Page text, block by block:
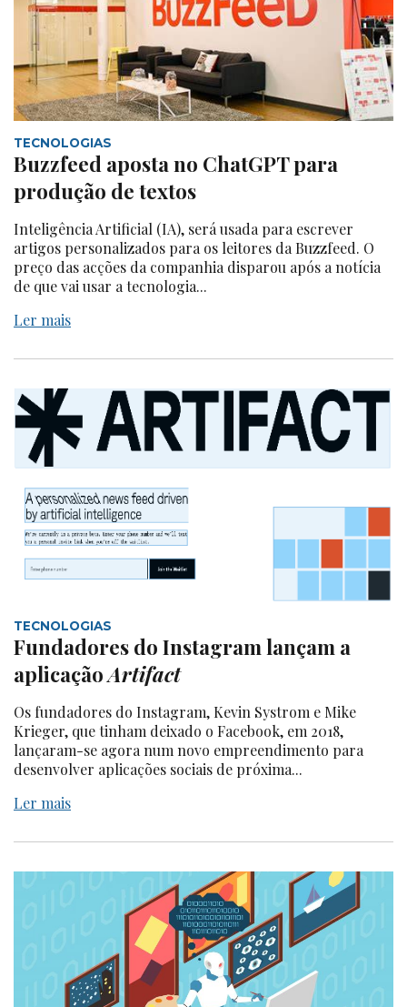
TECNOLOGIAS
Buzzfeed aposta no ChatGPT para
produção de textos
Inteligência Artificial (IA), será usada para escrever
artigos personalizados para os leitores da Buzzfeed. O
preço das acções da companhia disparou após a notícia
de que vai usar a tecnologia...
Ler mais
TECNOLOGIAS
Fundadores do Instagram lançam a
aplicaçãoArtifact
Os fundadores do Instagram, Kevin Systrom e Mike
Krieger, que tinham deixado o Facebook, em 2018,
lançaram-se agora num novo empreendimento para
desenvolver aplicações sociais de próxima...
Ler mais